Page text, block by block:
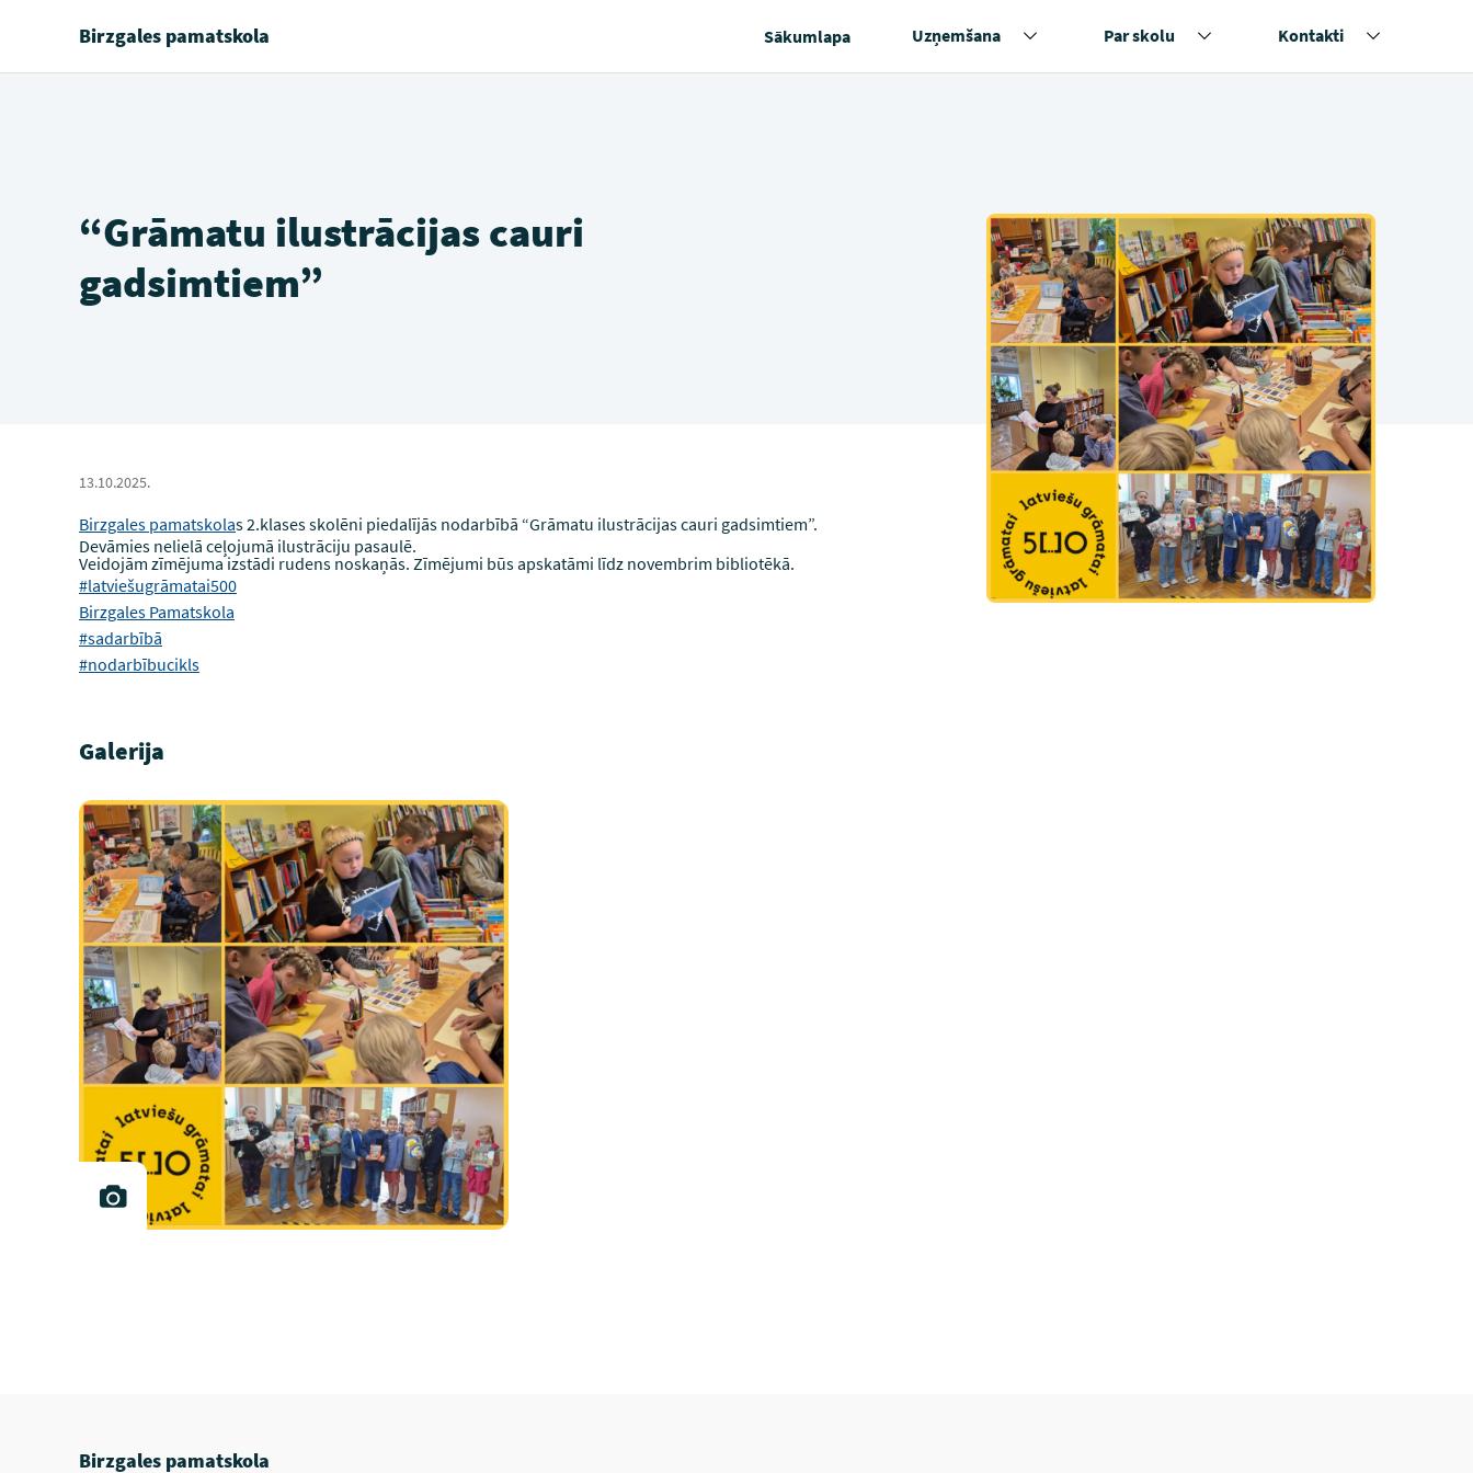
Birzgales pamatskola Sākumlapa Uzņemšana Par skolu Kontakti
“Grāmatu ilustrācijas cauri
gadsimtiem”
13.10.2025.
Birzgales pamatskolas 2.klases skolēni piedalījās nodarbībā “Grāmatu ilustrācijas cauri gadsimtiem”.
Devāmies nelielā ceļojumā ilustrāciju pasaulē.
Veidojām zīmējuma izstādi rudens noskaņās. Zīmējumi būs apskatāmi līdz novembrim bibliotēkā.
#latviešugrāmatai500
Birzgales Pamatskola
#sadarbībā
#nodarbībucikls
Galerija
Birzgales pamatskola